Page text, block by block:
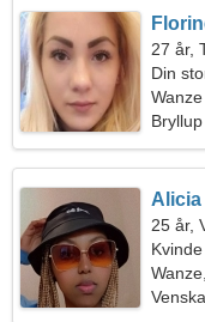
27 år,
Din
Wanze
Bryllup
Alicia
25 år,